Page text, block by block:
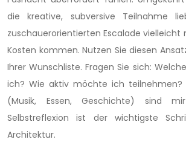
die kreative, subversive Teilnahme
zuschauerorientierten Escalade vielleicht
Kosten kommen. Nutzen Sie diesen
Ihrer Wunschliste. Fragen Sie sich:
ich? Wie aktiv möchte ich teilnehmen?
(Musik, Essen, Geschichte) sind
Selbstreflexion ist der wichtigste
Architektur.